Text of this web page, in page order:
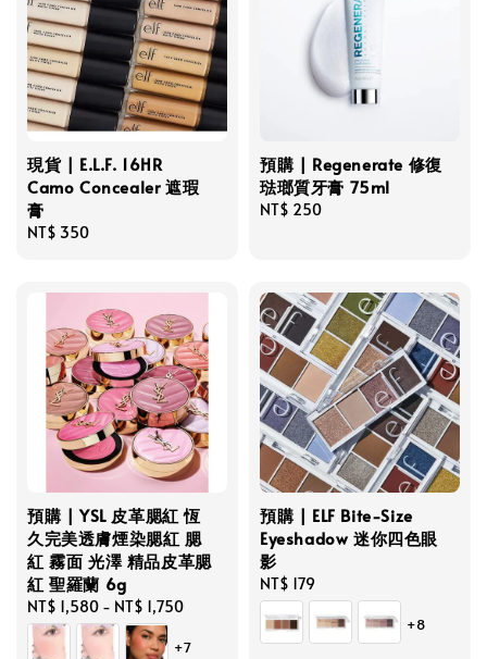
現貨 | E.L.F. 16HR
Camo Concealer 遮瑕
膏
Regular
NT$ 350
預購 | Regenerate 修復
琺瑯質牙膏 75ml
Regular
NT$ 250
預購 | YSL 皮革腮紅 恆
久完美透膚煙染腮紅 腮
紅 霧面 光澤 精品皮革腮
紅 聖羅蘭 6g
Regular
price
NT$ 1,580 - NT$ 1,750
+7
預購 | ELF Bite-Size
Eyeshadow 迷你四色眼
影
Regular
price
NT$ 179
+8